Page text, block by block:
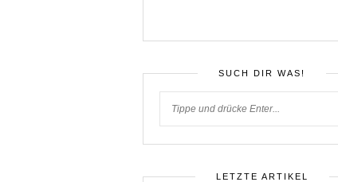
SUCH DIR WAS!
LETZTE ARTIKEL